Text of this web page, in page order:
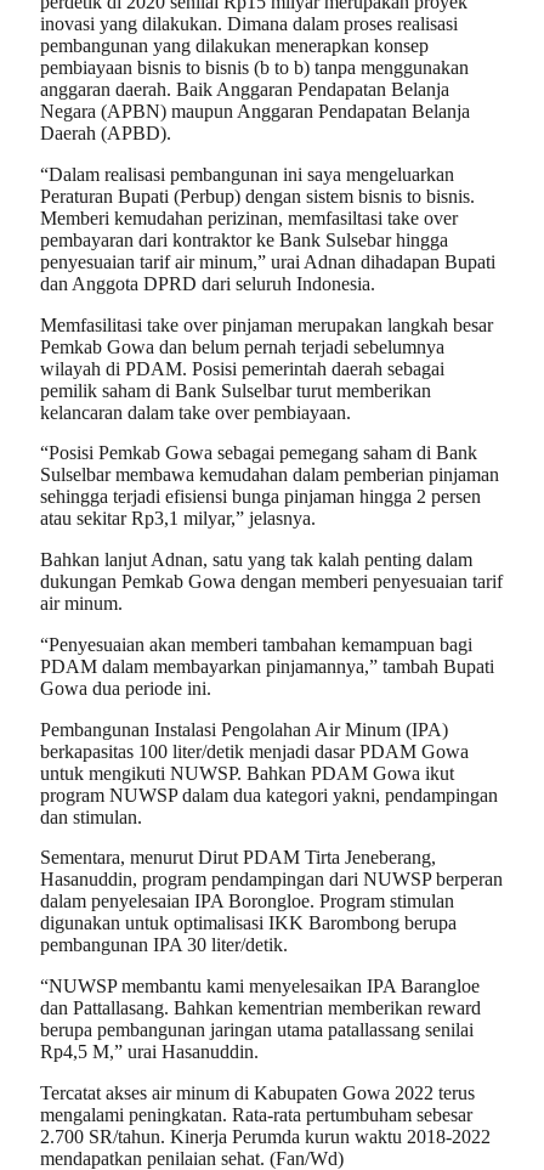
inovasi yang dilakukan. Dimana dalam proses realisasi
pembangunan yang dilakukan menerapkan konsep
pembiayaan bisnis to bisnis (b to b) tanpa menggunakan
anggaran daerah. Baik Anggaran Pendapatan Belanja
Negara (APBN) maupun Anggaran Pendapatan Belanja
Daerah (APBD).
“Dalam realisasi pembangunan ini saya mengeluarkan
Peraturan Bupati (Perbup) dengan sistem bisnis to bisnis.
Memberi kemudahan perizinan, memfasiltasi take over
pembayaran dari kontraktor ke Bank Sulsebar hingga
penyesuaian tarif air minum,” urai Adnan dihadapan Bupati
dan Anggota DPRD dari seluruh Indonesia.
Memfasilitasi take over pinjaman merupakan langkah besar
Pemkab Gowa dan belum pernah terjadi sebelumnya
wilayah di PDAM. Posisi pemerintah daerah sebagai
pemilik saham di Bank Sulselbar turut memberikan
kelancaran dalam take over pembiayaan.
“Posisi Pemkab Gowa sebagai pemegang saham di Bank
Sulselbar membawa kemudahan dalam pemberian pinjaman
sehingga terjadi efisiensi bunga pinjaman hingga 2 persen
atau sekitar Rp3,1 milyar,” jelasnya.
Bahkan lanjut Adnan, satu yang tak kalah penting dalam
dukungan Pemkab Gowa dengan memberi penyesuaian tarif
air minum.
“Penyesuaian akan memberi tambahan kemampuan bagi
PDAM dalam membayarkan pinjamannya,” tambah Bupati
Gowa dua periode ini.
Pembangunan Instalasi Pengolahan Air Minum (IPA)
berkapasitas 100 liter/detik menjadi dasar PDAM Gowa
untuk mengikuti NUWSP. Bahkan PDAM Gowa ikut
program NUWSP dalam dua kategori yakni, pendampingan
dan stimulan.
Sementara, menurut Dirut PDAM Tirta Jeneberang,
Hasanuddin, program pendampingan dari NUWSP berperan
dalam penyelesaian IPA Borongloe. Program stimulan
digunakan untuk optimalisasi IKK Barombong berupa
pembangunan IPA 30 liter/detik.
“NUWSP membantu kami menyelesaikan IPA Barangloe
dan Pattallasang. Bahkan kementrian memberikan reward
berupa pembangunan jaringan utama patallassang senilai
Rp4,5 M,” urai Hasanuddin.
Tercatat akses air minum di Kabupaten Gowa 2022 terus
mengalami peningkatan. Rata-rata pertumbuham sebesar
2.700 SR/tahun. Kinerja Perumda kurun waktu 2018-2022
mendapatkan penilaian sehat. (Fan/Wd)